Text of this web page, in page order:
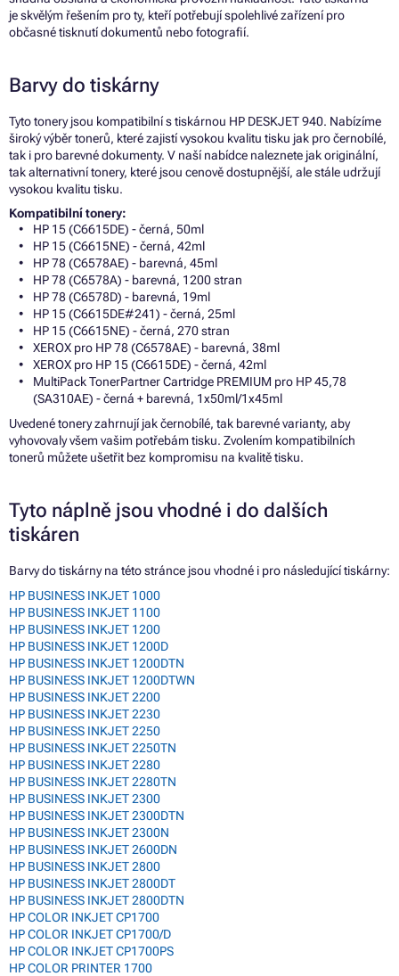
je skvělým řešením pro ty, kteří potřebují spolehlivé zařízení pro
občasné tisknutí dokumentů nebo fotografií.
Barvy do tiskárny
Tyto tonery jsou kompatibilní s tiskárnou HP DESKJET 940. Nabízíme
široký výběr tonerů, které zajistí vysokou kvalitu tisku jak pro černobílé,
tak i pro barevné dokumenty. V naší nabídce naleznete jak originální,
tak alternativní tonery, které jsou cenově dostupnější, ale stále udržují
vysokou kvalitu tisku.
Kompatibilní tonery:
HP 15 (C6615DE) - černá, 50ml
HP 15 (C6615NE) - černá, 42ml
HP 78 (C6578AE) - barevná, 45ml
HP 78 (C6578A) - barevná, 1200 stran
HP 78 (C6578D) - barevná, 19ml
HP 15 (C6615DE#241) - černá, 25ml
HP 15 (C6615NE) - černá, 270 stran
XEROX pro HP 78 (C6578AE) - barevná, 38ml
XEROX pro HP 15 (C6615DE) - černá, 42ml
MultiPack TonerPartner Cartridge PREMIUM pro HP 45,78
(SA310AE) - černá + barevná, 1x50ml/1x45ml
Uvedené tonery zahrnují jak černobílé, tak barevné varianty, aby
vyhovovaly všem vašim potřebám tisku. Zvolením kompatibilních
tonerů můžete ušetřit bez kompromisu na kvalitě tisku.
Tyto náplně jsou vhodné i do dalších
tiskáren
Barvy do tiskárny na této stránce jsou vhodné i pro následující tiskárny:
HP BUSINESS INKJET 1000
HP BUSINESS INKJET 1100
HP BUSINESS INKJET 1200
HP BUSINESS INKJET 1200D
HP BUSINESS INKJET 1200DTN
HP BUSINESS INKJET 1200DTWN
HP BUSINESS INKJET 2200
HP BUSINESS INKJET 2230
HP BUSINESS INKJET 2250
HP BUSINESS INKJET 2250TN
HP BUSINESS INKJET 2280
HP BUSINESS INKJET 2280TN
HP BUSINESS INKJET 2300
HP BUSINESS INKJET 2300DTN
HP BUSINESS INKJET 2300N
HP BUSINESS INKJET 2600DN
HP BUSINESS INKJET 2800
HP BUSINESS INKJET 2800DT
HP BUSINESS INKJET 2800DTN
HP COLOR INKJET CP1700
HP COLOR INKJET CP1700/D
HP COLOR INKJET CP1700PS
HP COLOR PRINTER 1700